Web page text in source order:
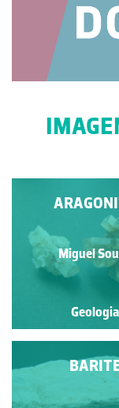
QUARTZO
Miguel
Geologia
Miguel
Geologia
AZURITE